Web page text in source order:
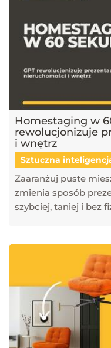
Homestaging w
rewolucjonizuje
i wnętrz
Sztuczna
Zaaranżuj puste
zmienia sposób
szybciej, taniej i bez